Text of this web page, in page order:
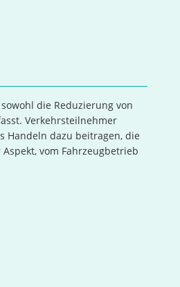
die Reduzierung von
Verkehrsteilnehmer
Handeln dazu beitragen, die
vom Fahrzeugbetrieb